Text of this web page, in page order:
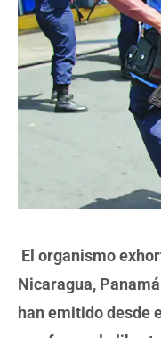
El organismo
Nicaragua,
han emitido desde